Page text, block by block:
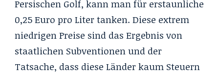
Persischen Golf, kann man für erstaunliche
0,25 Euro pro Liter tanken. Diese extrem
niedrigen Preise sind das Ergebnis von
staatlichen Subventionen und der
Tatsache, dass diese Länder kaum Steuern